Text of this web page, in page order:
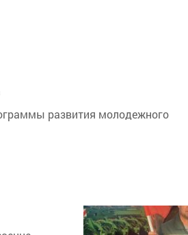
развития молодежного